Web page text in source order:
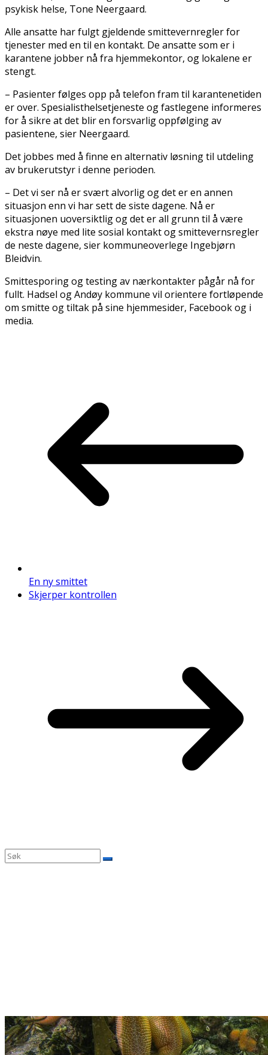
psykisk helse, Tone Neergaard.
Alle ansatte har fulgt gjeldende smittevernregler for
tjenester med en til en kontakt. De ansatte som er i
karantene jobber nå fra hjemmekontor, og lokalene er
stengt.
– Pasienter følges opp på telefon fram til karantenetiden
er over. Spesialisthelsetjeneste og fastlegene informeres
for å sikre at det blir en forsvarlig oppfølging av
pasientene, sier Neergaard.
Det jobbes med å finne en alternativ løsning til utdeling
av brukerutstyr i denne perioden.
– Det vi ser nå er svært alvorlig og det er en annen
situasjon enn vi har sett de siste dagene. Nå er
situasjonen uoversiktlig og det er all grunn til å være
ekstra nøye med lite sosial kontakt og smittevernsregler
de neste dagene, sier kommuneoverlege Ingebjørn
Bleidvin.
Smittesporing og testing av nærkontakter pågår nå for
fullt. Hadsel og Andøy kommune vil orientere fortløpende
om smitte og tiltak på sine hjemmesider, Facebook og i
media.
En ny smittet
Skjerper kontrollen